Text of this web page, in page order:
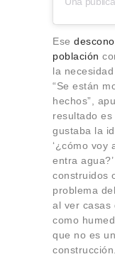
Ese
población
la
“Se están
hechos”,
resultado
gustaba la
‘¿cómo voy
entra
construidos
problema
al ver casas
como
que no es
construcción.